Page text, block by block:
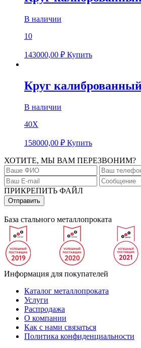
В наличии
10
143000,00 ₽ Купить
Круг
В наличии
40Х
158000,00 ₽ Купить
ХОТИТЕ, МЫ ВАМ ПЕРЕЗВОНИМ?
ПРИКРЕПИТЬ ФАЙЛ
База стального металлопроката
Информация для покупателей
Каталог металлопроката
Услуги
Распродажа
О компании
Как с нами связаться
Политика конфиденциальности